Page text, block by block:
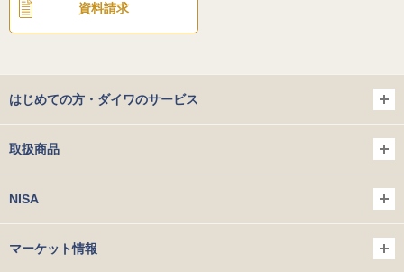
資料請求
はじめての方・ダイワのサービス
取扱商品
NISA
マーケット情報